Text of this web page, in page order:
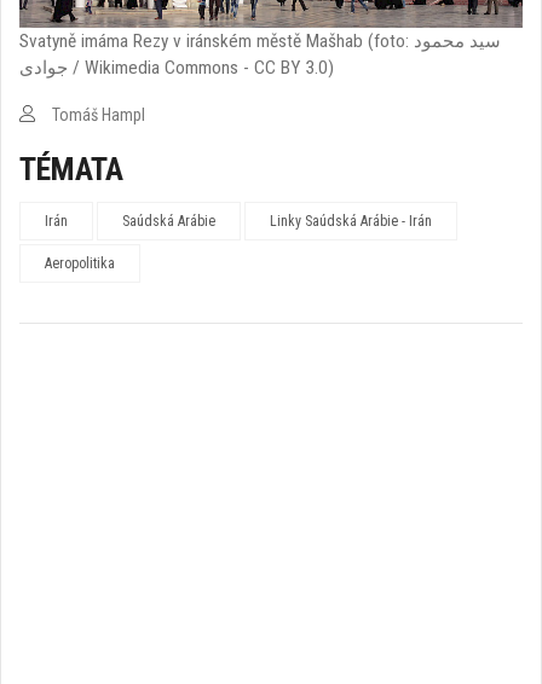
Svatyně imáma Rezy v iránském městě Mašhab (foto: سید محمود
جوادی‬‎ / Wikimedia Commons - CC BY 3.0)
Tomáš Hampl
TÉMATA
Irán Saúdská Arábie Linky Saúdská Arábie - Irán
Aeropolitika